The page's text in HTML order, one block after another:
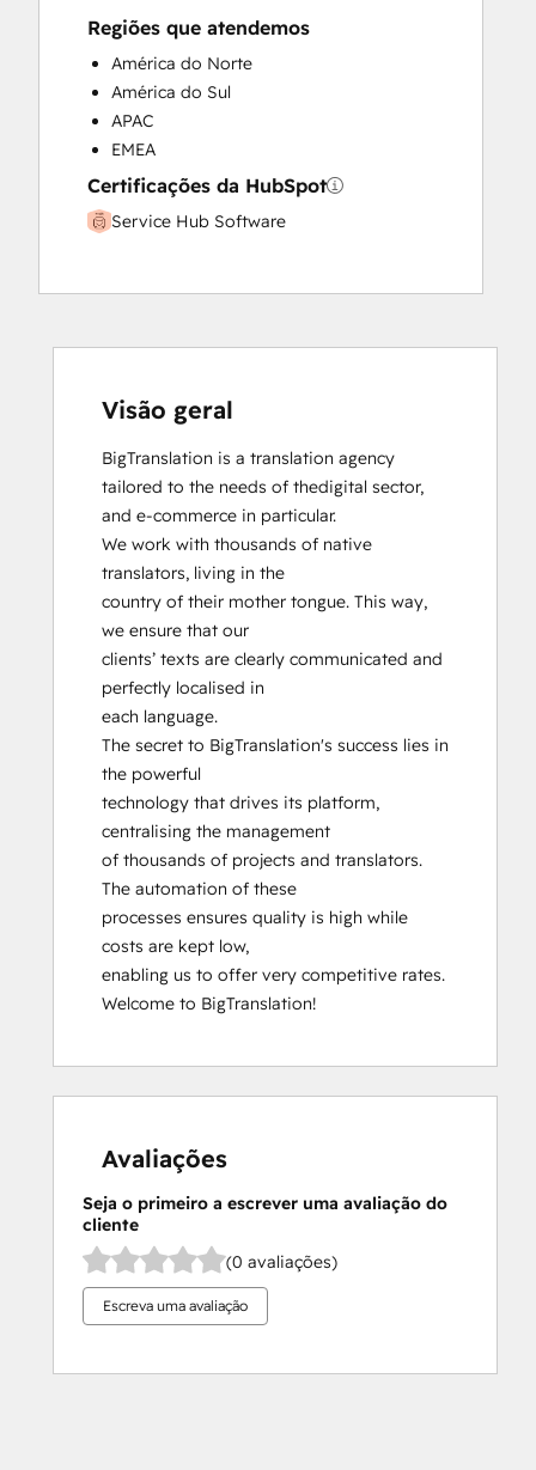
Regiões que atendemos
América do Norte
América do Sul
APAC
EMEA
Certificações da HubSpot
Service Hub Software
Visão geral
BigTranslation is a translation agency
tailored to the needs of thedigital sector,
and e-commerce in particular.
We work with thousands of native
translators, living in the
country of their mother tongue. This way,
we ensure that our
clients’ texts are clearly communicated and
perfectly localised in
each language.
The secret to BigTranslation's success lies in
the powerful
technology that drives its platform,
centralising the management
of thousands of projects and translators.
The automation of these
processes ensures quality is high while
costs are kept low,
enabling us to offer very competitive rates.
Welcome to BigTranslation!
Avaliações
Seja o primeiro a escrever uma avaliação do
cliente
(0 avaliações)
Escreva uma avaliação